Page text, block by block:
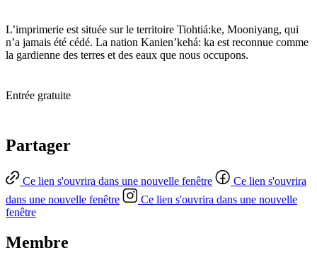
L’imprimerie est située sur le territoire Tiohtiá:ke, Mooniyang, qui
n’a jamais été cédé. La nation Kanien’kehá: ka est reconnue comme
la gardienne des terres et des eaux que nous occupons.
Entrée gratuite
Partager
Ce lien s'ouvrira dans une nouvelle fenêtre
Ce lien s'ouvrira
dans une nouvelle fenêtre
Ce lien s'ouvrira dans une nouvelle
fenêtre
Membre